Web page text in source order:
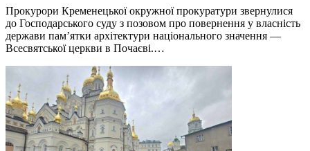
Прокурори Кременецької окружної прокуратури звернулися
до Господарського суду з позовом про повернення у власність
держави пам’ятки архітектури національного значення —
Всесвятської церкви в Почаєві.…